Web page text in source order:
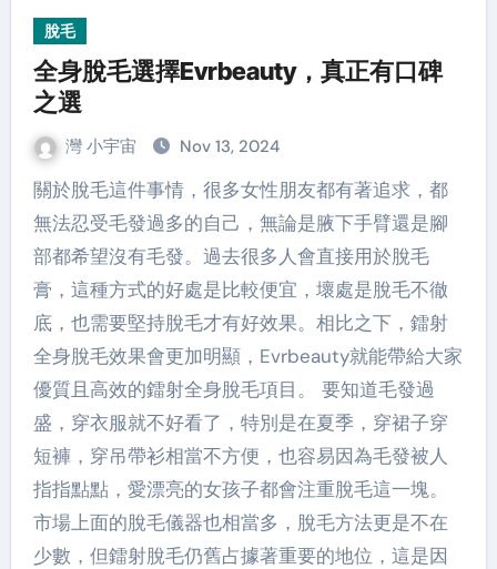
脫毛
全身脫毛選擇Evrbeauty，真正有口碑
之選
灣 小宇宙 Nov 13, 2024
關於脫毛這件事情，很多女性朋友都有著追求，都
無法忍受毛發過多的自己，無論是腋下手臂還是腳
部都希望沒有毛發。過去很多人會直接用於脫毛
膏，這種方式的好處是比較便宜，壞處是脫毛不徹
底，也需要堅持脫毛才有好效果。相比之下，鐳射
全身脫毛效果會更加明顯，Evrbeauty就能帶給大家
優質且高效的鐳射全身脫毛項目。 要知道毛發過
盛，穿衣服就不好看了，特別是在夏季，穿裙子穿
短褲，穿吊帶衫相當不方便，也容易因為毛發被人
指指點點，愛漂亮的女孩子都會注重脫毛這一塊。
市場上面的脫毛儀器也相當多，脫毛方法更是不在
少數，但鐳射脫毛仍舊占據著重要的地位，這是因